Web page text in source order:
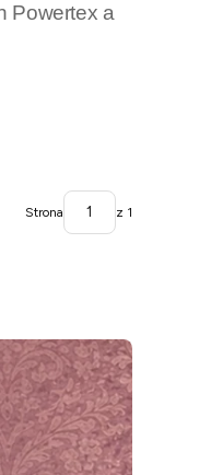
Powertex a
Strona z 1